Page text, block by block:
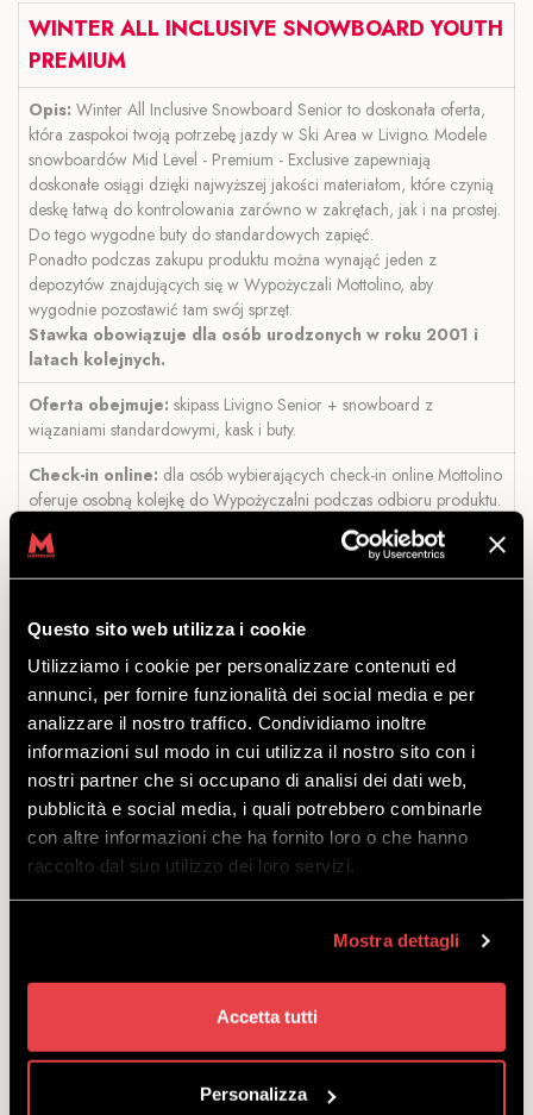
Questo sito web utilizza i cookie
Utilizziamo i cookie per personalizzare contenuti ed
annunci, per fornire funzionalità dei social media e per
analizzare il nostro traffico. Condividiamo inoltre
informazioni sul modo in cui utilizza il nostro sito con i
nostri partner che si occupano di analisi dei dati web,
pubblicità e social media, i quali potrebbero combinarle
con altre informazioni che ha fornito loro o che hanno
raccolto dal suo utilizzo dei loro servizi.
Mostra dettagli
Accetta tutti
Personalizza
WINTER ALL INCLUSIVE SNOWBOARD YOUTH
PREMIUM
Opis: Winter All Inclusive Snowboard Senior to doskonała oferta,
która zaspokoi twoją potrzebę jazdy w Ski Area w Livigno. Modele
snowboardów Mid Level - Premium - Exclusive zapewniają
doskonałe osiągi dzięki najwyższej jakości materiałom, które czynią
deskę łatwą do kontrolowania zarówno w zakrętach, jak i na prostej.
Do tego wygodne buty do standardowych zapięć.
Ponadto podczas zakupu produktu można wynająć jeden z
depozytów znajdujących się w Wypożyczali Mottolino, aby
wygodnie pozostawić tam swój sprzęt.
Stawka obowiązuje dla osób urodzonych w roku 2001 i
latach kolejnych.
Oferta obejmuje: skipass Livigno Senior + snowboard z
wiązaniami standardowymi, kask i buty.
Check-in online: dla osób wybierających check-in online Mottolino
oferuje osobną kolejkę do Wypożyczalni podczas odbioru produktu.
Ponadto osoby, które podczas zakupu produktu wybiorą wynajęcie
depozytu, znajdą wybrany sprzęt w przypisanej im skrytce, nie będą
zatem musiały kierować się do kasy.
Link:
check-in.mottolino.com
Polisa:od 1 stycznia 2022 roku obowiązkowe jest wykupienie
polisy ubezpieczeniowej, aby móc korzystać ze stoków narciarskich.
Jeśli nie masz jeszcze polisy osobistej, możesz wykupić polisę
„Ubezpieczenie TAK” w konfiguratorze produktu w cenie € 1,00
dziennie.
Kiedy:codziennie.
Na odbiór Winter All Inclusive godziny są od 08:30 do 17:00.
w przypadku nieobecności klienta (brak stawiennictwa)
dostawca nie będzie zobowiązany do dostarczenia usługi innego
dnia i/lub o innej godzinie. Dostawca może zaproponować
alternatywne daty/godzinny świadczenia usługi w przypadku
wystąpienia siły wyższej, uniemożliwiającej jej realizację w dniu
wybranym przez klienta w chwili zakupu.
Punkty Mottolino APP:NIE.